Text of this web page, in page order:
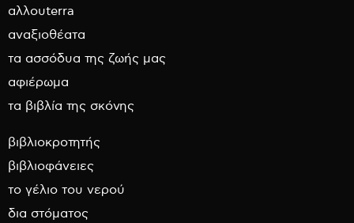
αλλουterra
αναξιοθέατα
τα ασσόδυα της ζωής μας
αφιέρωμα
τα βιβλία της σκόνης
βιβλιοκροτητής
βιβλιοφάνειες
το γέλιο του νερού
δια στόματος